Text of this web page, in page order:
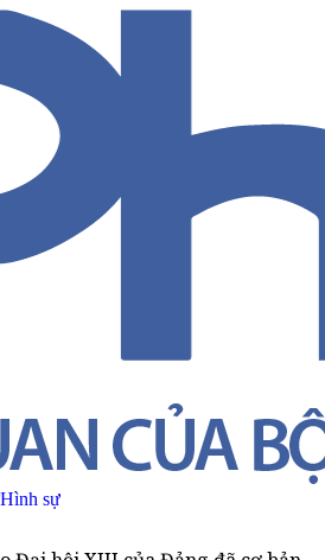
Hình sự